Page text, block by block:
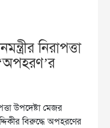
নিরাপত্তা
উপদেষ্টা মেজর
বিরুদ্ধে অপহরণের